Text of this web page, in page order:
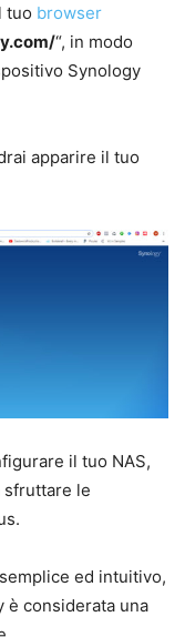
tuo browser
“, in modo
Synology
apparire il tuo
il tuo NAS,
sfruttare le
ed intuitivo,
è considerata una